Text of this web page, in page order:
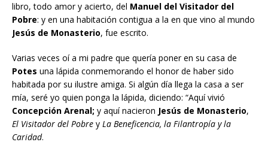
libro, todo amor y acierto, del Manuel del Visitador del
Pobre: y en una habitación contigua a la en que vino al mundo
Jesús de Monasterio, fue escrito.
Varias veces oí a mi padre que quería poner en su casa de
Potes una lápida conmemorando el honor de haber sido
habitada por su ilustre amiga. Si algún día llega la casa a ser
mía, seré yo quien ponga la lápida, diciendo: “Aquí vivió
Concepción Arenal; y aquí nacieron Jesús de Monasterio,
El Visitador del Pobre y La Beneficencia, la Filantropía y la
Caridad.